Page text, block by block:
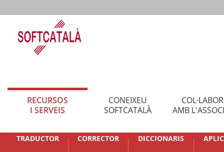
RECURSOS
I SERVEIS
CONEIXEU
SOFTCATALÀ
AMB
TRADUCTOR CORRECTOR DICCIONARIS